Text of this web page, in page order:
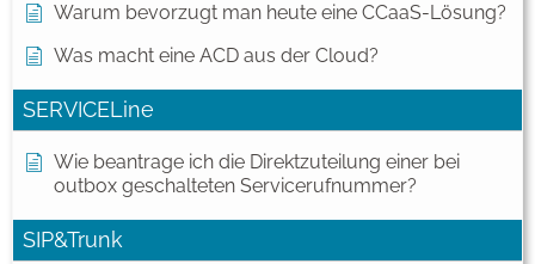
Warum bevorzugt man heute eine CCaaS-Lösung?
Was macht eine ACD aus der Cloud?
SERVICELine
Wie beantrage ich die Direktzuteilung einer bei
outbox geschalteten Servicerufnummer?
SIP&Trunk